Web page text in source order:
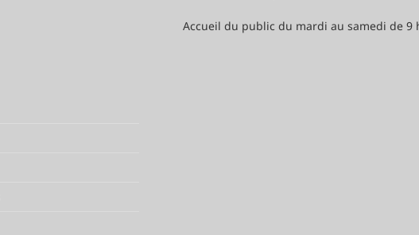
Accueil du public du mardi au samedi de 9